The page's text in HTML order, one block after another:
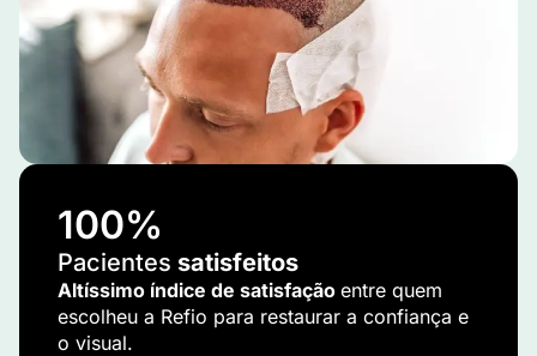
100%
Pacientes satisfeitos
Altíssimo índice de satisfação entre quem
escolheu a Refio para restaurar a confiança e
o visual.